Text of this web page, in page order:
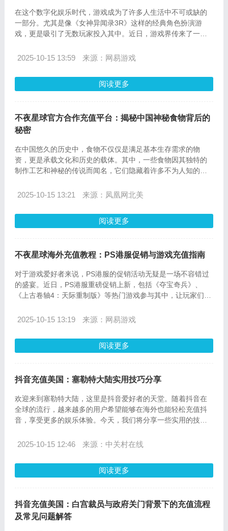
在这个数字化娱乐时代，游戏成为了许多人生活中不可或缺的
一部分。尤其是像《女神异闻录3R》这样的经典角色扮演游
戏，更是吸引了无数玩家投入其中。近日，游戏界传来了一个
幅达到了惊人的20%，这对于广大游戏爱好者来说无疑是一个
平台以其快速到账的服务，成为了玩家们充值的首选。
2025-10-15 13:59 来源：网易游戏
阅读更多
不夜星球官方合作充值平台：揭秘中国神秘食物背后的
秘密
在中国悠久的历史中，食物不仅仅是满足基本生存需求的物
资，更是承载文化和历史的载体。其中，一些食物因其独特的
制作工艺和神秘的传说而闻名，它们隐藏着许多不为人知的秘
这些神秘食物背后的故事。
2025-10-15 13:21 来源：凤凰网北美
阅读更多
不夜星球海外充值教程：PS港服促销与游戏充值指南
对于游戏爱好者来说，PS港服的促销活动无疑是一场不容错过
的盛宴。近日，PS港服重磅促销上新，包括《夺宝奇兵》、
《上古卷轴4：天际重制版》等热门游戏参与其中，让玩家们兴
服账户充值成为了一个亟待解决的问题。本文将详细介绍不夜
趣。
2025-10-15 13:19 来源：网易游戏
阅读更多
抖音充值美国：塞勒特大陆实用技巧分享
欢迎来到塞勒特大陆，这里是抖音爱好者的天堂。随着抖音在
全球的流行，越来越多的用户希望能够在海外也能轻松充值抖
音，享受更多的娱乐体验。今天，我们将分享一些实用的技
题解答。
2025-10-15 12:46 来源：中关村在线
阅读更多
抖音充值美国：白宫裁员与政府关门背景下的充值流程
及常见问题解答